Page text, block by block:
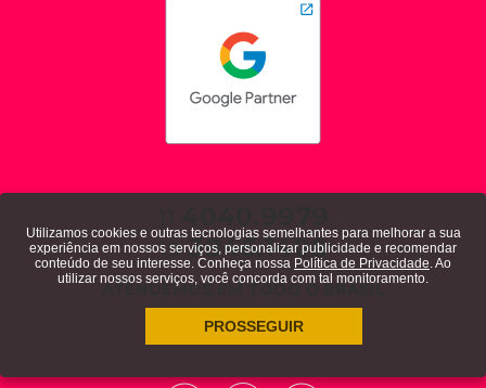
19 3846.1408
ATENDEMOS EM TODO O BRASIL
política de privacidade
Utilizamos cookies e outras tecnologias semelhantes para melhorar a sua
experiência em nossos serviços, personalizar publicidade e recomendar
conteúdo de seu interesse. Conheça nossa Política de Privacidade. Ao
utilizar nossos serviços, você concorda com tal monitoramento.
PROSSEGUIR